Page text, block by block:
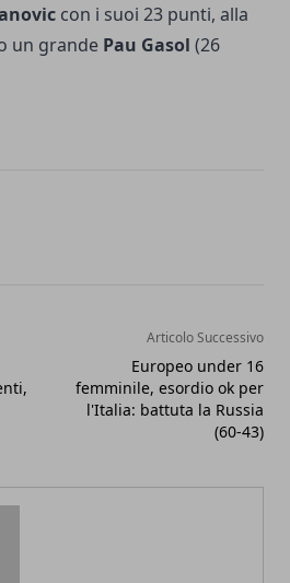
con i suoi 23 punti, alla
un grande Pau Gasol (26
Articolo Successivo
Europeo under 16
femminile, esordio ok per
l'Italia: battuta la Russia
(60-43)